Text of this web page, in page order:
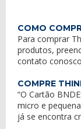
COMO
Para comprar
produtos,
contato conosco
COMPRE
“O Cartão
micro e
já se encontra